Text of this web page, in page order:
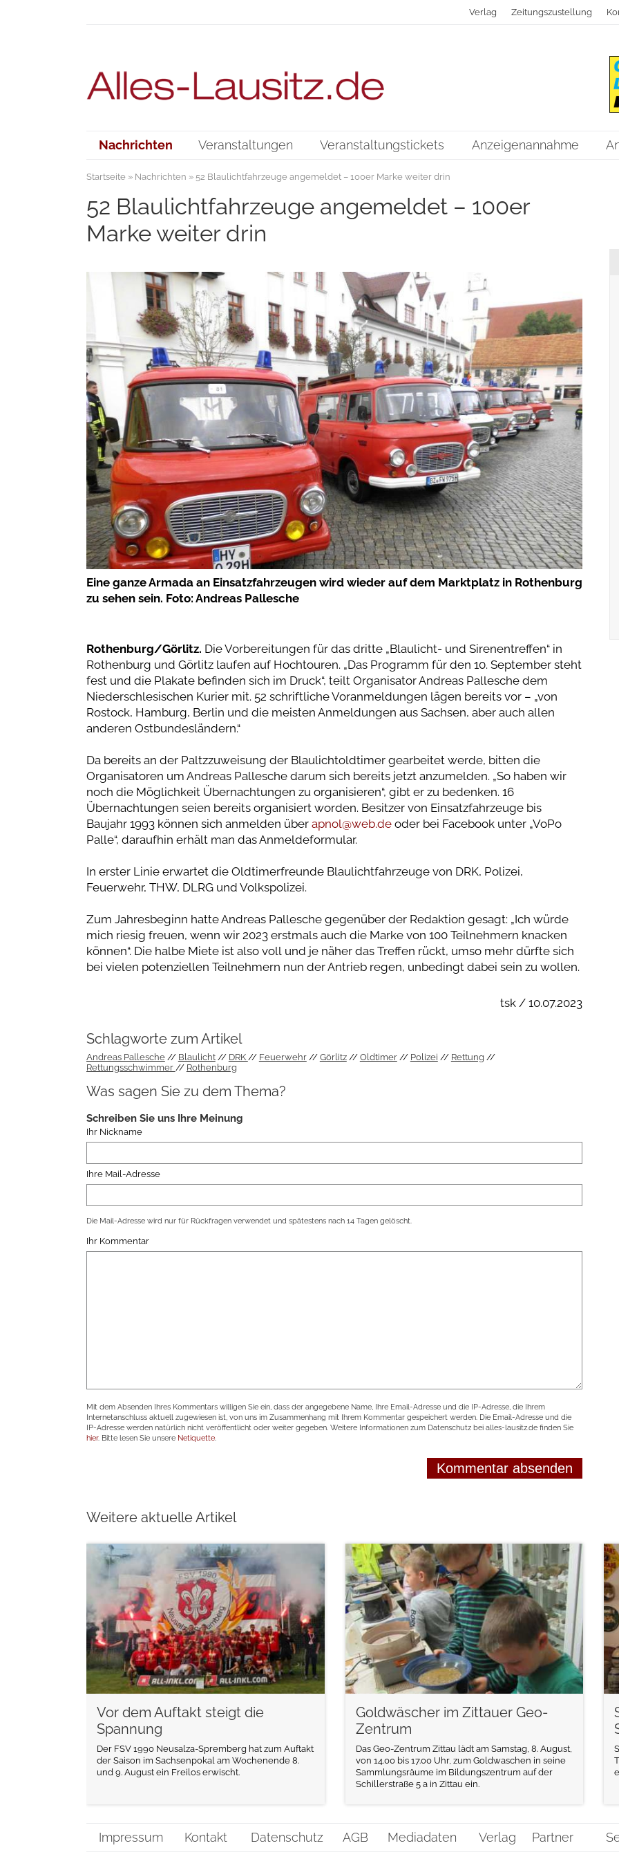
Verlag Zeitungszustellung
Nachrichten Veranstaltungen Veranstaltungstickets Anzeigenannahme
Startseite» Nachrichten » 52 Blaulichtfahrzeuge angemeldet – 100er Marke weiter drin
52 Blaulichtfahrzeuge angemeldet – 100er
Marke weiter drin
Eine ganze Armada an Einsatzfahrzeugen wird wieder auf dem Marktplatz in Rothenburg
zu sehen sein. Foto: Andreas Pallesche
Rothenburg/Görlitz. Die Vorbereitungen für das dritte „Blaulicht- und Sirenentreffen“ in
Rothenburg und Görlitz laufen auf Hochtouren. „Das Programm für den 10. September steht
fest und die Plakate befinden sich im Druck“, teilt Organisator Andreas Pallesche dem
Niederschlesischen Kurier mit. 52 schriftliche Voranmeldungen lägen bereits vor – „von
Rostock, Hamburg, Berlin und die meisten Anmeldungen aus Sachsen, aber auch allen
anderen Ostbundesländern.“
Da bereits an der Paltzzuweisung der Blaulichtoldtimer gearbeitet werde, bitten die
Organisatoren um Andreas Pallesche darum sich bereits jetzt anzumelden. „So haben wir
noch die Möglichkeit Übernachtungen zu organisieren“, gibt er zu bedenken. 16
Übernachtungen seien bereits organisiert worden. Besitzer von Einsatzfahrzeuge bis
Baujahr 1993 können sich anmelden über apnol@web.de oder bei Facebook unter „VoPo
Palle“, daraufhin erhält man das Anmeldeformular.
In erster Linie erwartet die Oldtimerfreunde Blaulichtfahrzeuge von DRK, Polizei,
Feuerwehr, THW, DLRG und Volkspolizei.
Zum Jahresbeginn hatte Andreas Pallesche gegenüber der Redaktion gesagt: „Ich würde
mich riesig freuen, wenn wir 2023 erstmals auch die Marke von 100 Teilnehmern knacken
können“. Die halbe Miete ist also voll und je näher das Treffen rückt, umso mehr dürfte sich
bei vielen potenziellen Teilnehmern nun der Antrieb regen, unbedingt dabei sein zu wollen.
tsk / 10.07.2023
Schlagworte zum Artikel
Andreas Pallesche Blaulicht DRK Feuerwehr Görlitz Oldtimer Polizei
Rettung
Rettungsschwimmer
Rothenburg
Was sagen Sie zu dem Thema?
Schreiben Sie uns Ihre Meinung
Ihr Nickname
Ihre Mail-Adresse
Die Mail-Adresse wird nur für Rückfragen verwendet und spätestens nach 14 Tagen gelöscht.
Ihr Kommentar
Mit dem Absenden Ihres Kommentars willigen Sie ein, dass der angegebene Name, Ihre Email-Adresse und die IP-Adresse, die Ihrem
Internetanschluss aktuell zugewiesen ist, von uns im Zusammenhang mit Ihrem Kommentar gespeichert werden. Die Email-Adresse und die
IP-Adresse werden natürlich nicht veröffentlicht oder weiter gegeben. Weitere Informationen zum Datenschutz bei alles-lausitz.de finden Sie
hier. Bitte lesen Sie unsere Netiquette.
Weitere aktuelle Artikel
Vor dem Auftakt steigt die
Spannung
Der FSV 1990 Neusalza-Spremberg hat zum Auftakt
der Saison im Sachsenpokal am Wochenende 8.
und 9. August ein Freilos erwischt.
weiterlesen
Goldwäscher im Zittauer Geo-
Zentrum
Das Geo-Zentrum Zittau lädt am Samstag, 8. August,
von 14.00 bis 17.00 Uhr, zum Goldwaschen in seine
Sammlungsräume im Bildungszentrum auf der
Schillerstraße 5 a in Zittau ein.
weiterlesen
Impressum Kontakt Datenschutz AGB Mediadaten Verlag Partner